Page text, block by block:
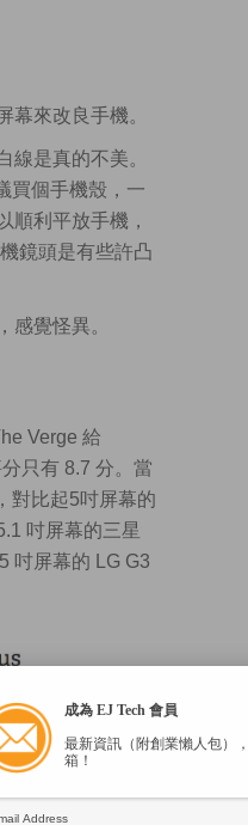
幕來改良手機。
線是真的不美。
買個手機殼，一
順利平放手機，
鏡頭是有些許凸
感覺怪異。
Verge 給
只有 8.7 分。當
對比起5吋屏幕的
吋屏幕的三星
吋屏幕的 LG G3
成為 EJ Tech 會員
最新資訊（附創業懶人包）
箱！